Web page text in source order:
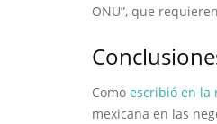
ONU”, que
Como escribió en la
mexicana en las